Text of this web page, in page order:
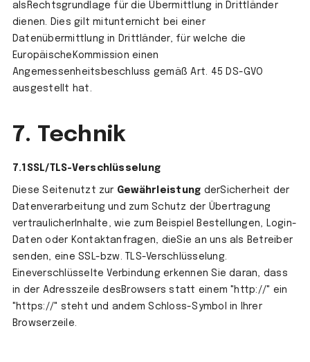
alsRechtsgrundlage für die Übermittlung in Drittländer
dienen. Dies gilt mitunternicht bei einer
Datenübermittlung in Drittländer, für welche die
EuropäischeKommission einen
Angemessenheitsbeschluss gemäß Art. 45 DS-GVO
ausgestellt hat.
7. Technik
7.1SSL/TLS-Verschlüsselung
Diese Seitenutzt zur Gewährleistung derSicherheit der
Datenverarbeitung und zum Schutz der Übertragung
vertraulicherInhalte, wie zum Beispiel Bestellungen, Login-
Daten oder Kontaktanfragen, dieSie an uns als Betreiber
senden, eine SSL-bzw. TLS-Verschlüsselung.
Eineverschlüsselte Verbindung erkennen Sie daran, dass
in der Adresszeile desBrowsers statt einem "http://" ein
"https://" steht und andem Schloss-Symbol in Ihrer
Browserzeile.